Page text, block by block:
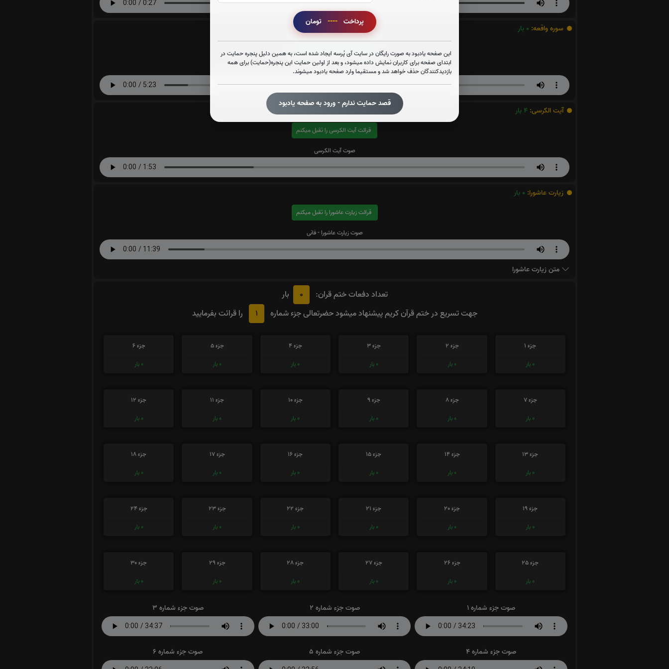
پرداخت ---- تومان
این صفحه یادبود به صورت رایگان در سایت آی پُرسه ایجاد شده است، به همین دلیل پنجره حمایت در
ابتدای صفحه برای کاربران نمایش داده میشود، و بعد از اولین حمایت این پنجره(حمایت) برای همه
بازدیدکنندگان حذف خواهد شد و مستقیما وارد صفحه یادبود میشوند.
قصد حمایت ندارم - ورود به صفحه یادبود
سوره واقعه: 0 بار
صوت سوره واقعه
آیت الکرسی: 4 بار
قرائت آیت الکرسی را تقبل میکنم
صوت آیت الکرسی
زیارت عاشورا: 0 بار
قرائت زیارت عاشورا را تقبل میکنم
صوت زیارت عاشورا - فانی
متن زیارت عاشورا
تعداد دفعات ختم قران: 0
بار
جهت تسریع در ختم قرآن کریم پیشنهاد میشود حضرتعالی جزء شماره
1 را قرائت بفرمایید
جزء 1
0 بار
جزء 2
0 بار
جزء 3
0 بار
جزء 4
0 بار
جزء 5
0 بار
جزء 6
0 بار
جزء 7
0 بار
جزء 8
0 بار
جزء 9
0 بار
جزء 10
0 بار
جزء 11
0 بار
جزء 12
0 بار
جزء 13
0 بار
جزء 14
0 بار
جزء 15
0 بار
جزء 16
0 بار
جزء 17
0 بار
جزء 18
0 بار
جزء 19
0 بار
جزء 20
0 بار
جزء 21
0 بار
جزء 22
0 بار
جزء 23
0 بار
جزء 24
0 بار
جزء 25
0 بار
جزء 26
0 بار
جزء 27
0 بار
جزء 28
0 بار
جزء 29
0 بار
جزء 30
0 بار
صوت جزء شماره 1 صوت جزء شماره 2 صوت جزء شماره 3
صوت جزء شماره 4 صوت جزء شماره 5 صوت جزء شماره 6